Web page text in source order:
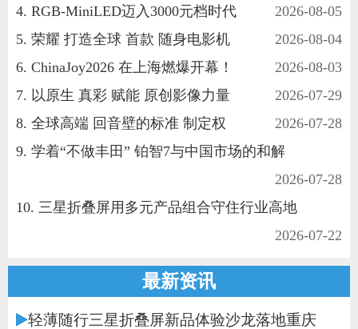
家电 技巧 作者
登录 注册
RGB-MiniLED迈入3000元档时代
2026-08-05
荣耀 打造全球 首款 随身电影机
2026-08-04
ChinaJoy2026 在上海燃爆开幕！
2026-08-03
以原生 真彩 赋能 原创影像力量
2026-07-29
全球高端 回音壁的标准 制定权
2026-07-28
学着“不做丰田” 铂智7与中国市场的和解
2026-07-28
三星折叠屏用多元产品组合守住行业高地
2026-07-22
最新资讯
轻薄随行三星折叠屏新品体验沙龙落地重庆